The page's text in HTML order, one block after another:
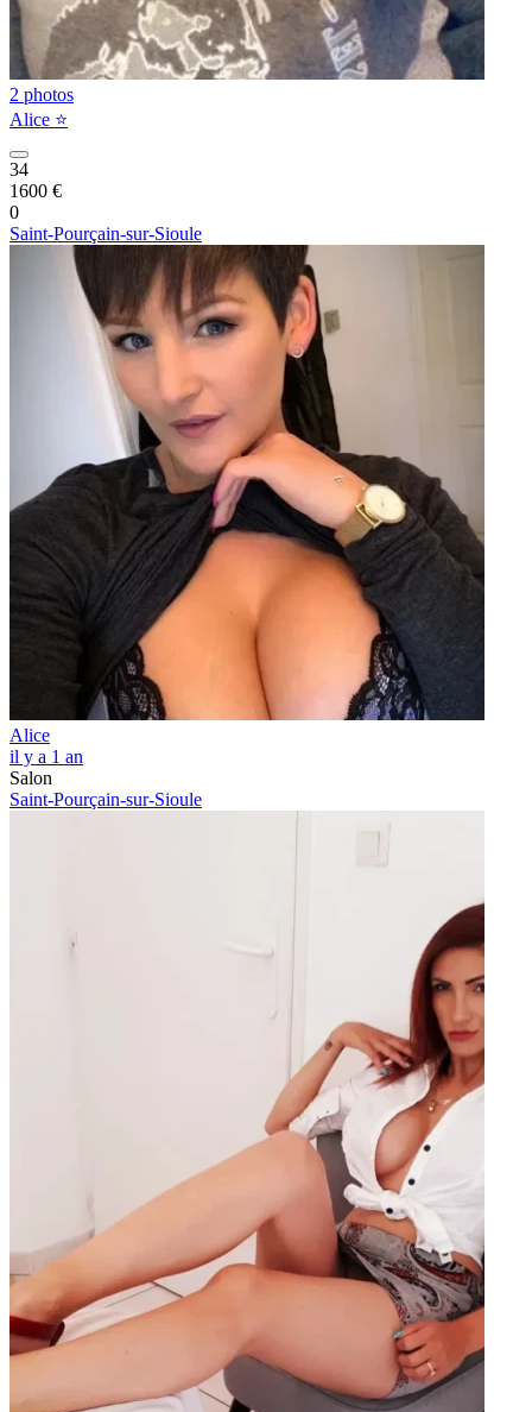
2 photos
Alice ⭐️
34
1600 €
0
Saint-Pourçain-sur-Sioule
Alice
il y a 1 an
Salon
Saint-Pourçain-sur-Sioule